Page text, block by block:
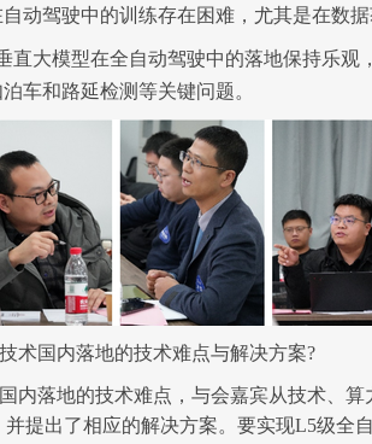
动驾驶中的训练存在困难，尤其是在数据
直大模型在全自动驾驶中的落地保持乐观，
车和路延检测等关键问题。
术国内落地的技术难点与解决方案?
内落地的技术难点 ， 与会嘉宾从技术、算
提出了相应的解决方案。 要实现L5级全